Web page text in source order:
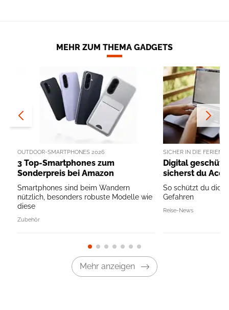
MEHR ZUM THEMA GADGETS
OUTDOOR-SMARTPHONES 2026
3 Top-Smartphones zum
Sonderpreis bei Amazon
Smartphones sind beim Wandern
nützlich, besonders robuste Modelle wie
diese
Zubehör
SICHER IN DIE FERIEN
Digital
sicherst du
So schützt du dich
Gefahren
Reise-News
Mehr anzeigen